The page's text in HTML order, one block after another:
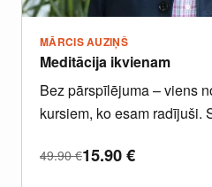
MĀRCIS AUZIŅŠ
Meditācija ikvienam
Bez pārspīlējuma – viens
kursiem, ko esam radījuši.
balstīts un dziļi
49.90€15.90€